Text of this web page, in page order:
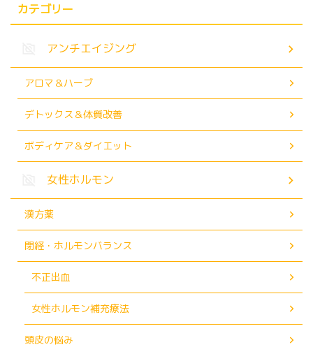
カテゴリー
アンチエイジング
アロマ＆ハーブ
デトックス＆体質改善
ボディケア＆ダイエット
女性ホルモン
漢方薬
閉経・ホルモンバランス
不正出血
女性ホルモン補充療法
頭皮の悩み